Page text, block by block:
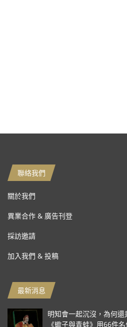
聯絡我們
關於我們
異業合作 & 廣告刊登
採訪邀請
加入我們 & 投稿
最新消息
明知會一起沉沒，為何
《蠍子與青蛙》用66件